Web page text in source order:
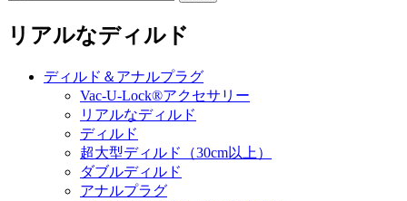
リアルなディルド
ディルド＆アナルプラグ
Vac-U-Lock®アクセサリー
リアルなディルド
ディルド
超大型ディルド（30cm以上）
ダブルディルド
アナルプラグ